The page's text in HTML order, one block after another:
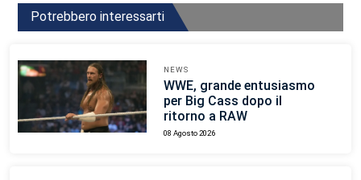
Potrebbero interessarti
NEWS
WWE, grande entusiasmo
per Big Cass dopo il
ritorno a RAW
08 Agosto 2026